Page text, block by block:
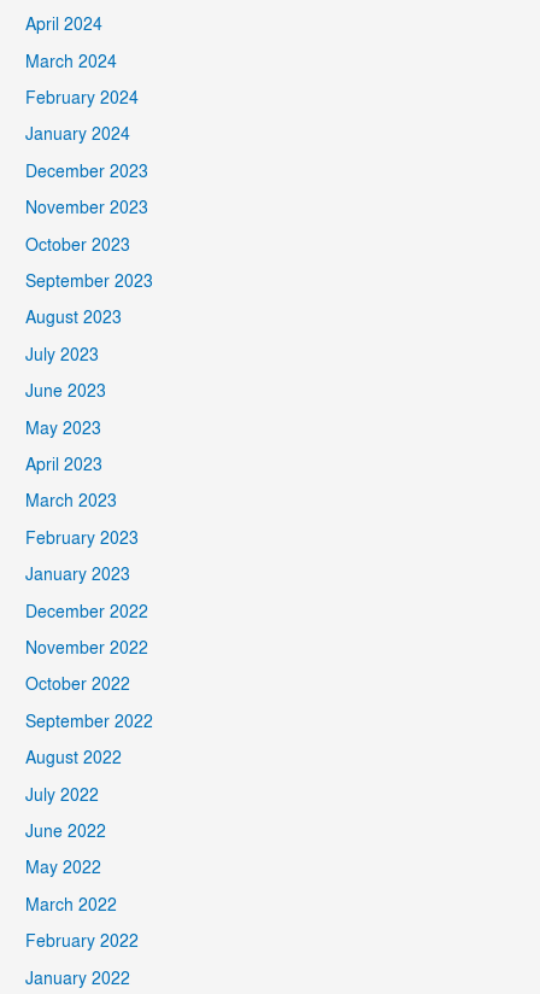
April 2024
March 2024
February 2024
January 2024
December 2023
November 2023
October 2023
September 2023
August 2023
July 2023
June 2023
May 2023
April 2023
March 2023
February 2023
January 2023
December 2022
November 2022
October 2022
September 2022
August 2022
July 2022
June 2022
May 2022
March 2022
February 2022
January 2022